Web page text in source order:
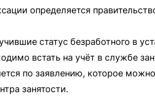
определяется
статус безработного в
встать на учёт в службе
по заявлению, которое
занятости.